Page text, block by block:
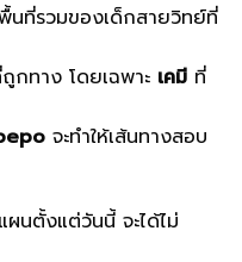
พื้นที่รวมของเด็กสายวิทย์ที่
กทาง โดยเฉพาะ เคมี ที่
จะทำให้เส้นทางสอบ
นตั้งแต่วันนี้ จะได้ไม่